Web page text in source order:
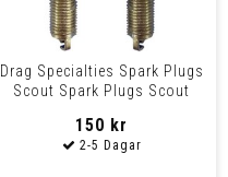
Drag Specialties Spark Plugs
Scout Spark Plugs Scout
150 kr